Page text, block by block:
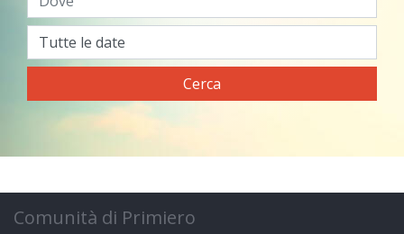
Cerca
Comunità di Primiero